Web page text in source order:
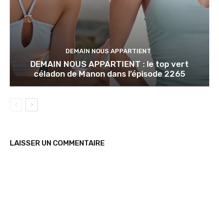
DEMAIN NOUS APPARTIENT
DEMAIN NOUS APPARTIENT : le top vert
céladon de Manon dans l’épisode 2265
LAISSER UN COMMENTAIRE